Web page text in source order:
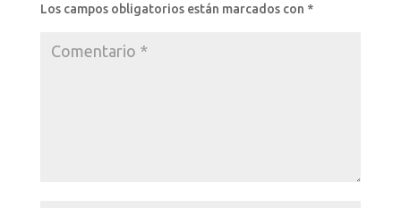
Los campos obligatorios están marcados con *